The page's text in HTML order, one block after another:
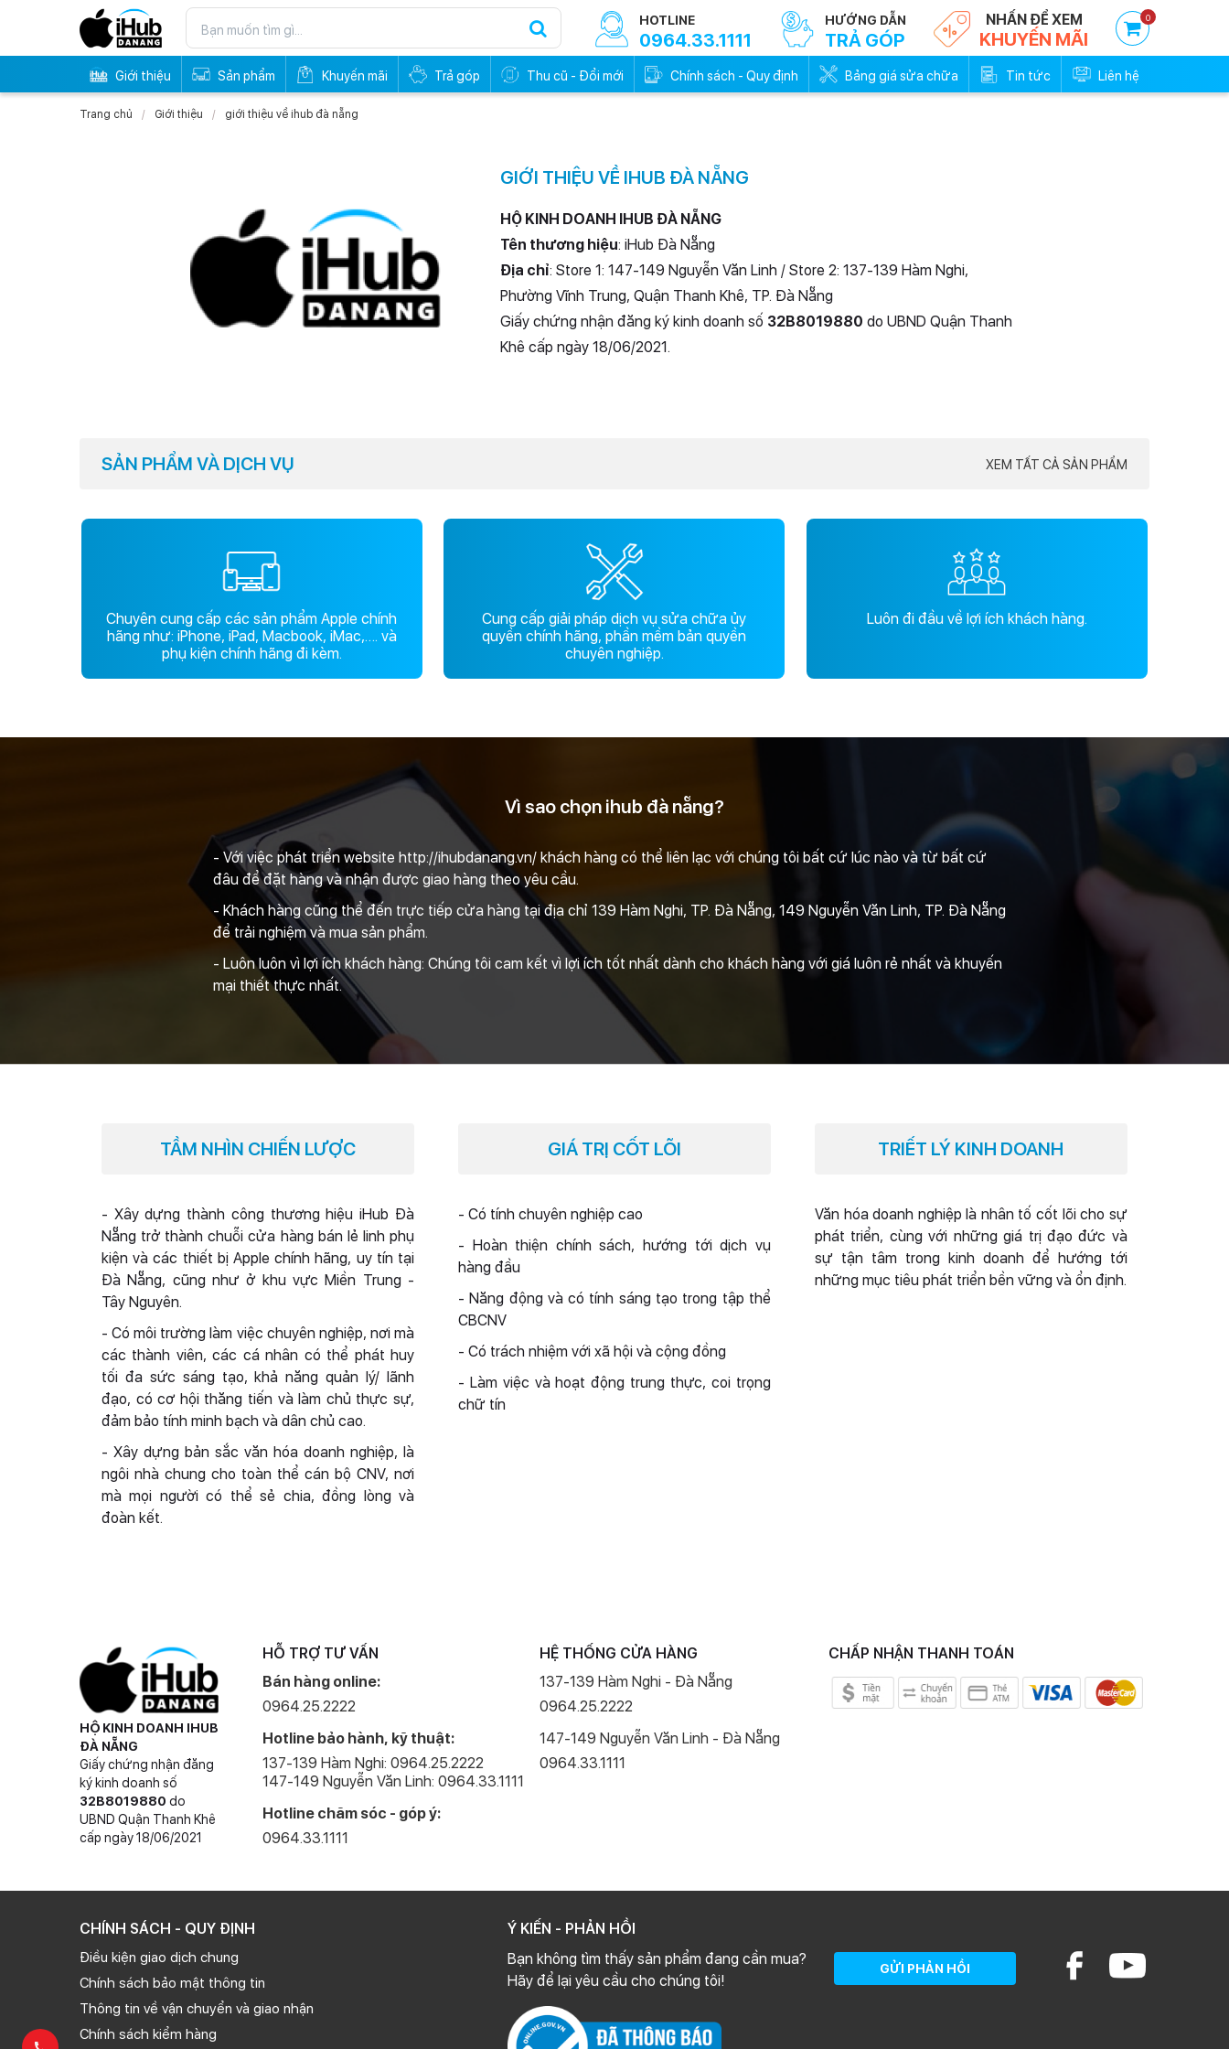
0
NHẤN ĐỂ XEM
KHUYẾN MÃI
HƯỚNG DẪN
TRẢ GÓP
HOTLINE
0964.33.1111
Giới thiệu Sản phẩm Khuyến mãi Trả góp Thu cũ - Đổi mới Chính sách - Quy định Bảng giá sửa chữa Tin tức Liên hệ
Trang chủ Giới thiệu giới thiệu về ihub đà nẵng
GIỚI THIỆU VỀ IHUB ĐÀ NẴNG
HỘ KINH DOANH IHUB ĐÀ NẴNG
Tên thương hiệu: iHub Đà Nẵng
Địa chỉ: Store 1: 147-149 Nguyễn Văn Linh / Store 2: 137-139 Hàm Nghi,
Phường Vĩnh Trung, Quận Thanh Khê, TP. Đà Nẵng
Giấy chứng nhận đăng ký kinh doanh số 32B8019880 do UBND Quận Thanh
Khê cấp ngày 18/06/2021.
SẢN PHẨM VÀ DỊCH VỤ XEM TẤT CẢ SẢN PHẨM
Chuyên cung cấp các sản phẩm Apple chính
hãng như: iPhone, iPad, Macbook, iMac,…. và
phụ kiện chính hãng đi kèm.
Cung cấp giải pháp dịch vụ sửa chữa ủy
quyền chính hãng, phần mềm bản quyền
chuyên nghiệp.
Luôn đi đầu về lợi ích khách hàng.
Vì sao chọn ihub đà nẵng?
- Với việc phát triển website http://ihubdanang.vn/ khách hàng có thể liên lạc với chúng tôi bất cứ lúc nào và từ bất cứ
đâu để đặt hàng và nhận được giao hàng theo yêu cầu.
- Khách hàng cũng thể đến trực tiếp cửa hàng tại địa chỉ 139 Hàm Nghi, TP. Đà Nẵng, 149 Nguyễn Văn Linh, TP. Đà Nẵng
để trải nghiệm và mua sản phẩm.
- Luôn luôn vì lợi ích khách hàng: Chúng tôi cam kết vì lợi ích tốt nhất dành cho khách hàng với giá luôn rẻ nhất và khuyến
mại thiết thực nhất.
TẦM NHÌN CHIẾN LƯỢC
- Xây dựng thành công thương hiệu iHub Đà
Nẵng trở thành chuỗi cửa hàng bán lẻ linh phụ
kiện và các thiết bị Apple chính hãng, uy tín tại
Đà Nẵng, cũng như ở khu vực Miền Trung -
Tây Nguyên.
- Có môi trường làm việc chuyên nghiệp, nơi mà
các thành viên, các cá nhân có thể phát huy
tối đa sức sáng tạo, khả năng quản lý/ lãnh
đạo, có cơ hội thăng tiến và làm chủ thực sự,
đảm bảo tính minh bạch và dân chủ cao.
- Xây dựng bản sắc văn hóa doanh nghiệp, là
ngôi nhà chung cho toàn thể cán bộ CNV, nơi
mà mọi người có thể sẻ chia, đồng lòng và
đoàn kết.
GIÁ TRỊ CỐT LÕI
- Có tính chuyên nghiệp cao
- Hoàn thiện chính sách, hướng tới dịch vụ
hàng đầu
- Năng động và có tính sáng tạo trong tập thể
CBCNV
- Có trách nhiệm với xã hội và cộng đồng
- Làm việc và hoạt động trung thực, coi trọng
chữ tín
TRIẾT LÝ KINH DOANH
Văn hóa doanh nghiệp là nhân tố cốt lõi cho sự
phát triển, cùng với những giá trị đạo đức và
sự tận tâm trong kinh doanh để hướng tới
những mục tiêu phát triển bền vững và ổn định.
HỘ KINH DOANH IHUB
ĐÀ NẴNG
Giấy chứng nhận đăng
ký kinh doanh số
32B8019880 do
UBND Quận Thanh Khê
cấp ngày 18/06/2021
HỖ TRỢ TƯ VẤN
Bán hàng online:
0964.25.2222
Hotline bảo hành, kỹ thuật:
137-139 Hàm Nghi: 0964.25.2222
147-149 Nguyễn Văn Linh: 0964.33.1111
Hotline chăm sóc - góp ý:
0964.33.1111
HỆ THỐNG CỬA HÀNG
137-139 Hàm Nghi - Đà Nẵng
0964.25.2222
147-149 Nguyễn Văn Linh - Đà Nẵng
0964.33.1111
CHẤP NHẬN THANH TOÁN
CHÍNH SÁCH - QUY ĐỊNH
Điều kiện giao dịch chung
Chính sách bảo mật thông tin
Thông tin về vận chuyển và giao nhận
Chính sách kiểm hàng
Ý KIẾN - PHẢN HỒI
Bạn không tìm thấy sản phẩm đang cần mua?
Hãy để lại yêu cầu cho chúng tôi!
GỬI PHẢN HỒI